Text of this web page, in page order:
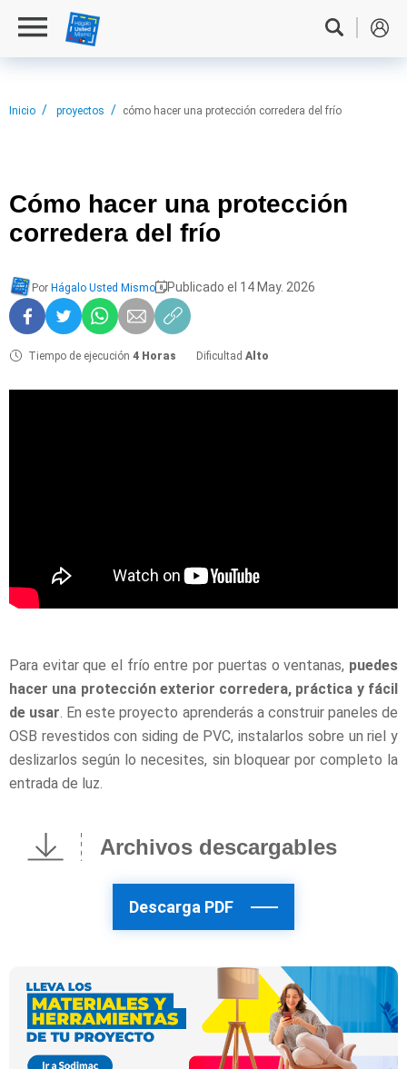
Inicio proyectos cómo hacer una protección corredera del frío
Cómo hacer una protección
corredera del frío
Por Hágalo Usted Mismo Publicado el 14 May. 2026
Tiempo de ejecución 4 Horas Dificultad Alto
Para evitar que el frío entre por puertas o ventanas, puedes
hacer una protección exterior corredera, práctica y fácil
de usar. En este proyecto aprenderás a construir paneles de
OSB revestidos con siding de PVC, instalarlos sobre un riel y
deslizarlos según lo necesites, sin bloquear por completo la
entrada de luz.
Archivos descargables
Descarga PDF